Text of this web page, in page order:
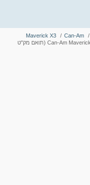
Can-Am
Maverick X3
כיסוי פתח יניקת אוויר (Air Inlet Duct Cover) ל-Can-Am Maverick X3 (תואם מק"ט